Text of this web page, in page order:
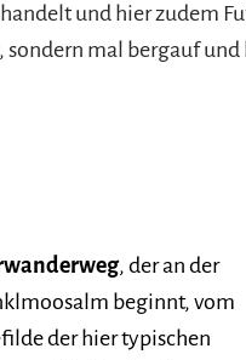
und hier zudem
mal bergauf
, der an der
beginnt, vom
der hier typischen